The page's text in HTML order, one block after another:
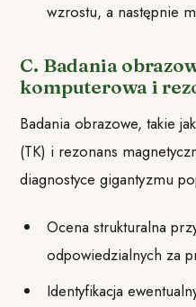
wzrostu, a następnie
C. Badania
komputerowa i
Badania obrazowe, takie
(TK) i rezonans
diagnostyce gigantyzmu
Ocena strukturalna
odpowiedzialnych za
Identyfikacja